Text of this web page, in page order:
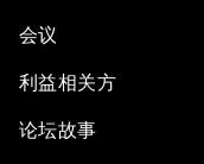
会议
利益相关方
论坛故事